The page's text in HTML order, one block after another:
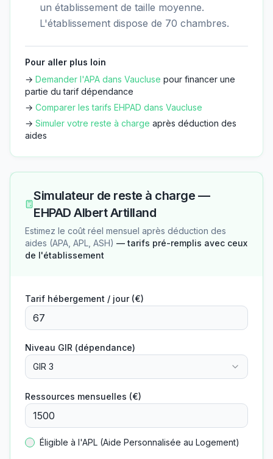
un établissement de taille moyenne.
L'établissement dispose de 70 chambres.
Pour aller plus loin
→ Demander l'APA dans Vaucluse pour financer une
partie du tarif dépendance
→ Comparer les tarifs EHPAD dans Vaucluse
→ Simuler votre reste à charge après déduction des
aides
Simulateur de reste à charge —
EHPAD Albert Artilland
Estimez le coût réel mensuel après déduction des
aides (APA, APL, ASH) — tarifs pré-remplis avec ceux
de l'établissement
Tarif hébergement / jour (€)
Niveau GIR (dépendance)
GIR 3
Ressources mensuelles (€)
Éligible à l'APL (Aide Personnalisée au Logement)